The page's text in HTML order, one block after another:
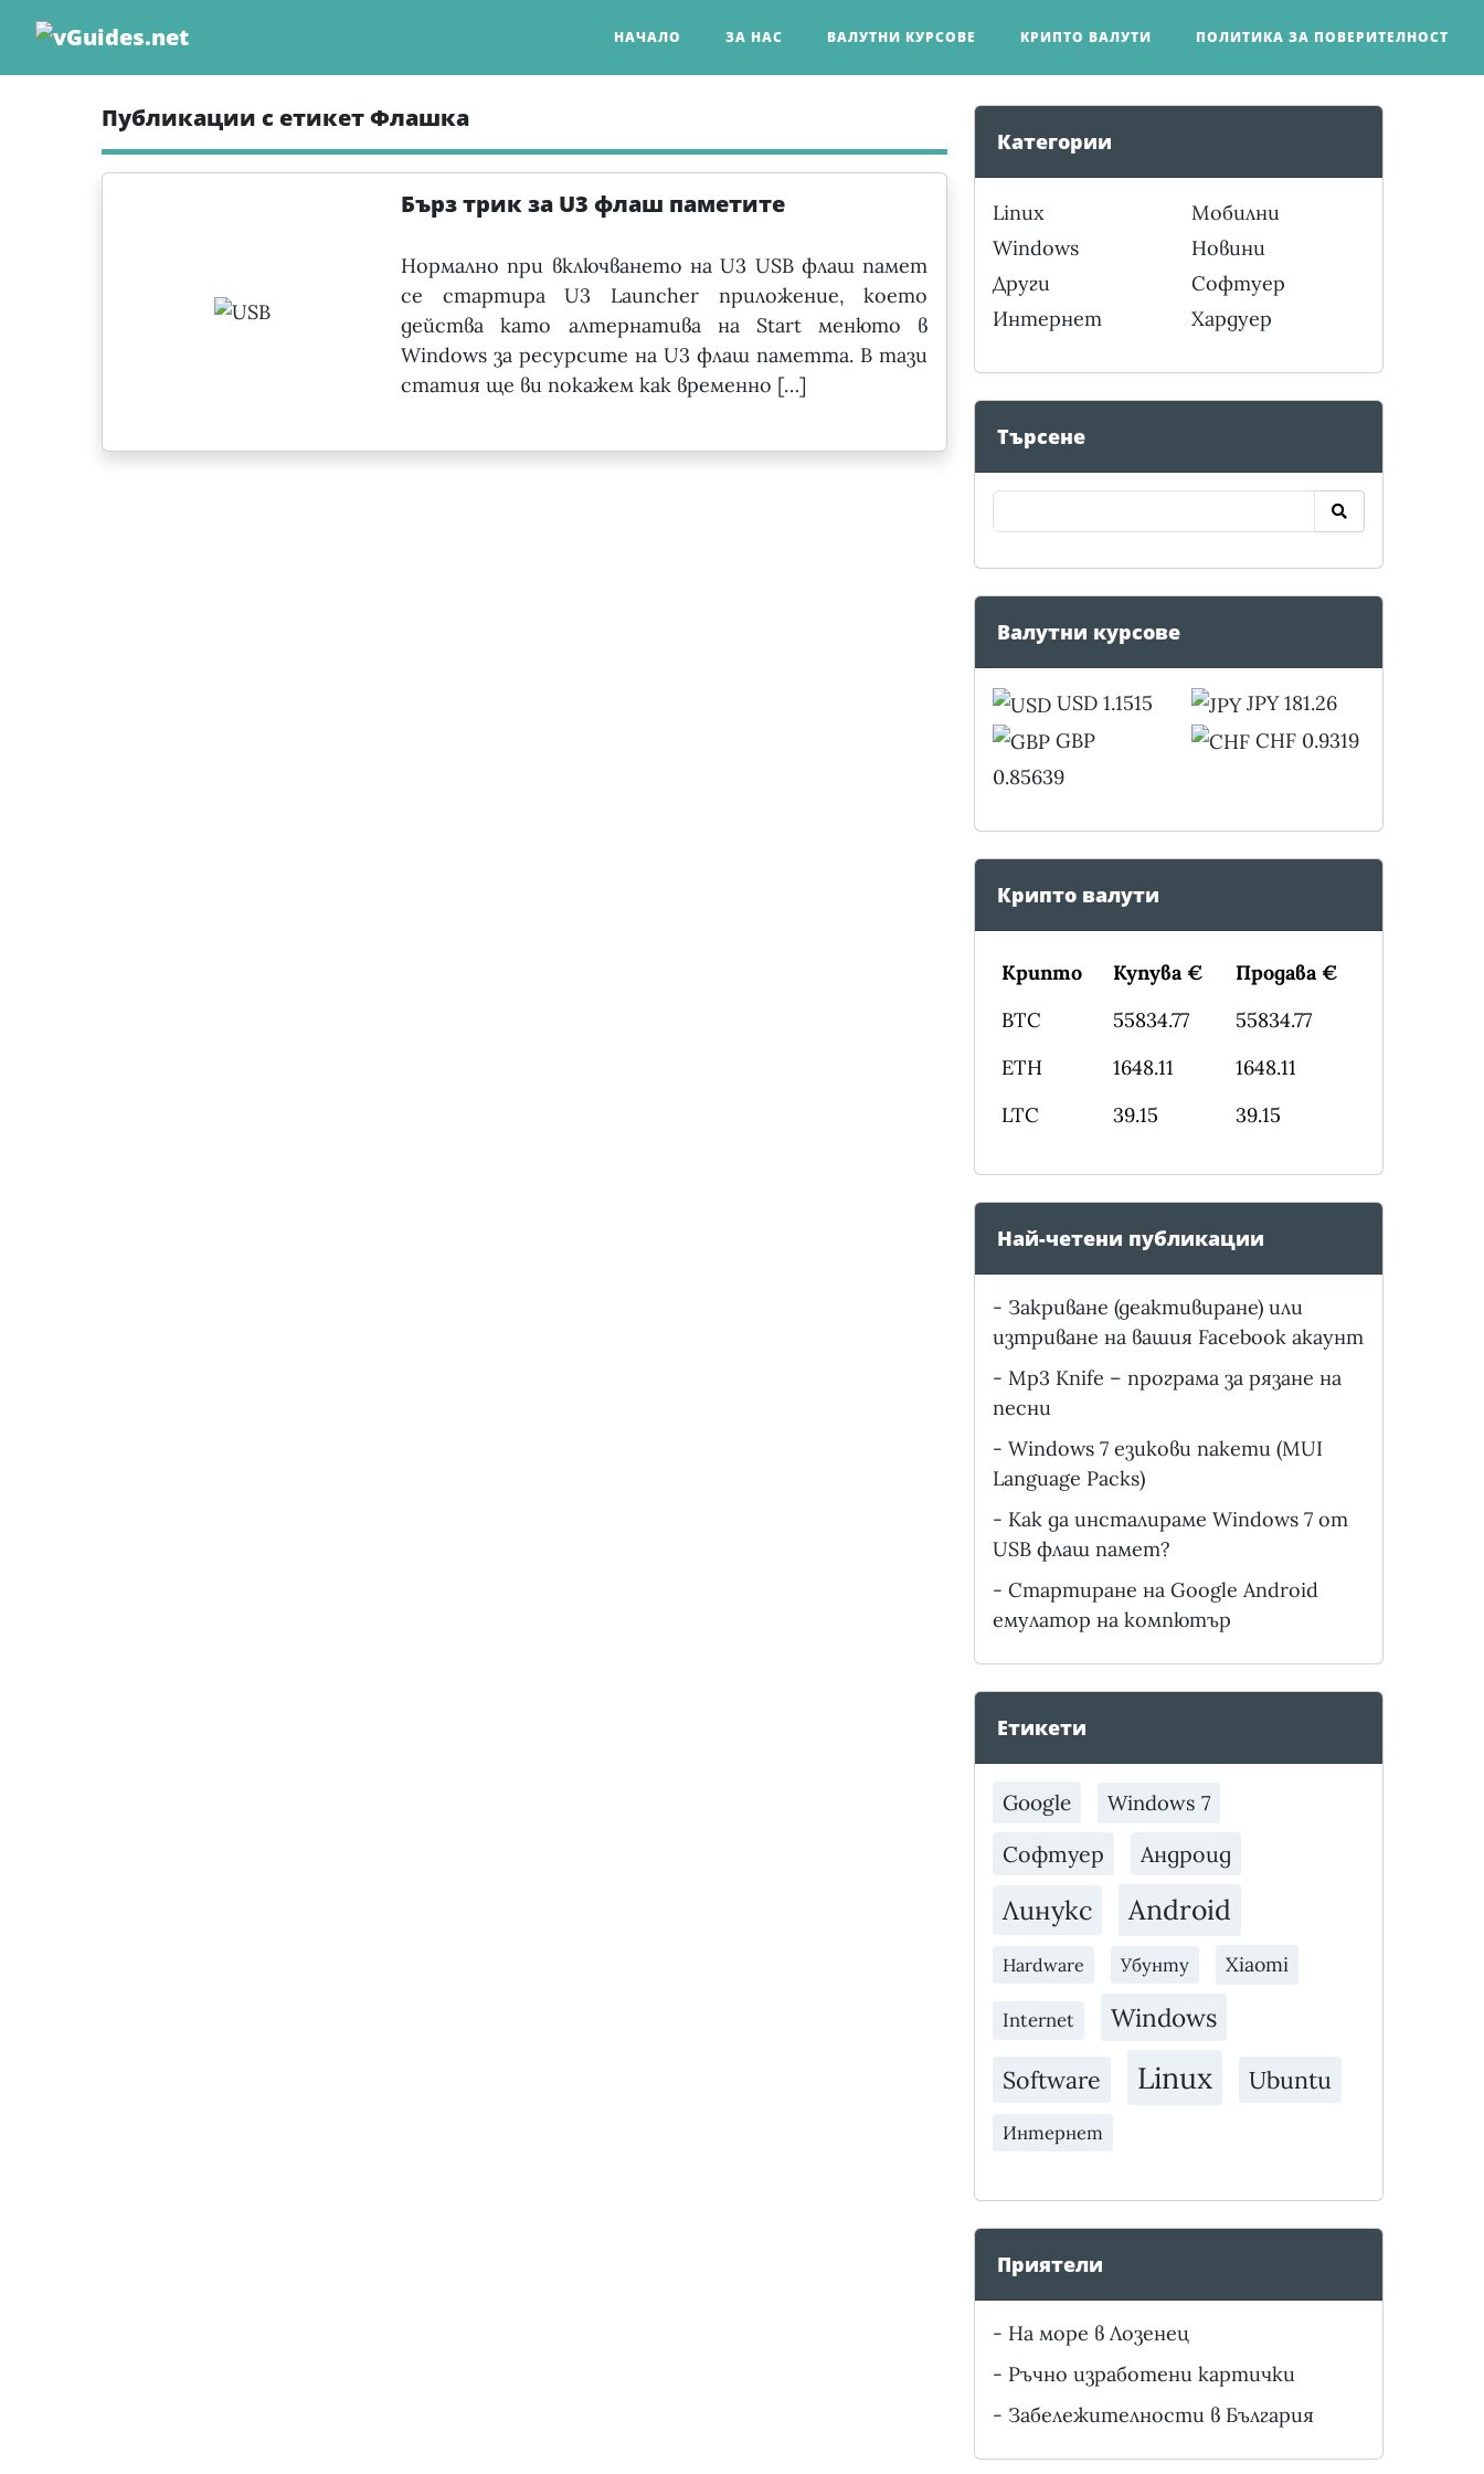
content
НАЧАЛО ЗА НАС ВАЛУТНИ КУРСОВЕ КРИПТО ВАЛУТИ ПОЛИТИКА ЗА ПОВЕРИТЕЛНОСТ
Публикации с етикет Флашка
Бърз трик за U3 флаш паметите
Нормално при включването на U3 USB флаш памет
се стартира U3 Launcher приложение, което
действа като алтернатива на Start менюто в
Windows за ресурсите на U3 флаш паметта. В тази
статия ще ви покажем как временно […]
Категории
Linux
Windows
Други
Интернет
Мобилни
Новини
Софтуер
Хардуер
Търсене
Валутни курсове
USD 1.1515
GBP
0.85639
JPY 181.26
CHF 0.9319
Крипто валути
Крипто Купува €
Продава €
BTC
55834.77
55834.77
ETH
1648.11
1648.11
LTC
39.15 39.15
Най-четени публикации
- Закриване (деактивиране) или
изтриване на вашия Facebook акаунт
- Mp3 Knife – програма за рязане на
песни
- Windows 7 езикови пакети (MUI
Language Packs)
- Как да инсталираме Windows 7 от
USB флаш памет?
- Стартиране на Google Android
емулатор на компютър
Етикети
Google Windows 7
Софтуер Андроид
Линукс Android
Hardware Убунту Xiaomi
Internet Windows
Software Linux Ubuntu
Интернет
Приятели
- На море в Лозенец
- Ръчно изработени картички
- Забележителности в България